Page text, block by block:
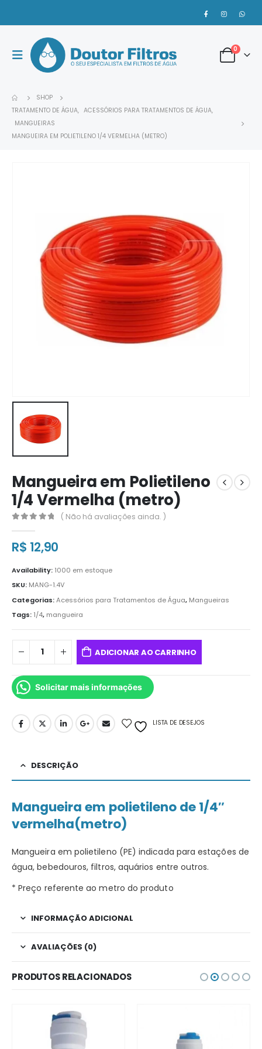
0
SHOP
TRATAMENTO DE ÁGUA, ACESSÓRIOS PARA TRATAMENTOS DE ÁGUA,
MANGUEIRAS
MANGUEIRA EM POLIETILENO 1/4 VERMELHA (METRO)
Mangueira em Polietileno
1/4 Vermelha (metro)
( Não há avaliações ainda. )
R$ 12,90
Availability: 1000 em estoque
SKU: MANG-1.4V
Categorias:Acessórios para Tratamentos de Água, Mangueiras
Tags: 1/4, mangueira
ADICIONAR AO CARRINHO
Solicitar mais informações
LISTA DE DESEJOS
DESCRIÇÃO
Mangueira em polietileno de 1/4″
vermelha(metro)
Mangueira em polietileno (PE) indicada para estações de
água, bebedouros, filtros, aquários entre outros.
* Preço referente ao metro do produto
INFORMAÇÃO ADICIONAL
AVALIAÇÕES (0)
PRODUTOS RELACIONADOS